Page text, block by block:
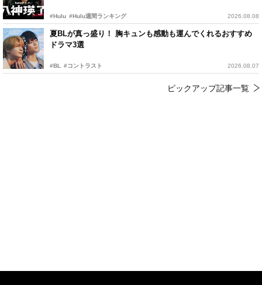
#Hulu #Hulu週間ランキング 2026.08.08
夏BLが真っ盛り！ 胸キュンも感動も運んでくれるおすすめ
ドラマ3選
#BL #コントラスト 2026.08.07
ピックアップ記事一覧